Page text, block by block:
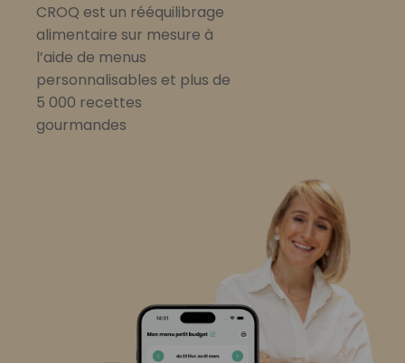
CROQ est un rééquilibrage
alimentaire sur mesure à
l’aide de menus
personnalisables et plus de
5 000 recettes
gourmandes